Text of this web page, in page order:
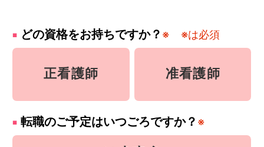
どの資格をお持ちですか？ ※ ※は必須
正看護師 准看護師
転職のご予定はいつごろですか？ ※